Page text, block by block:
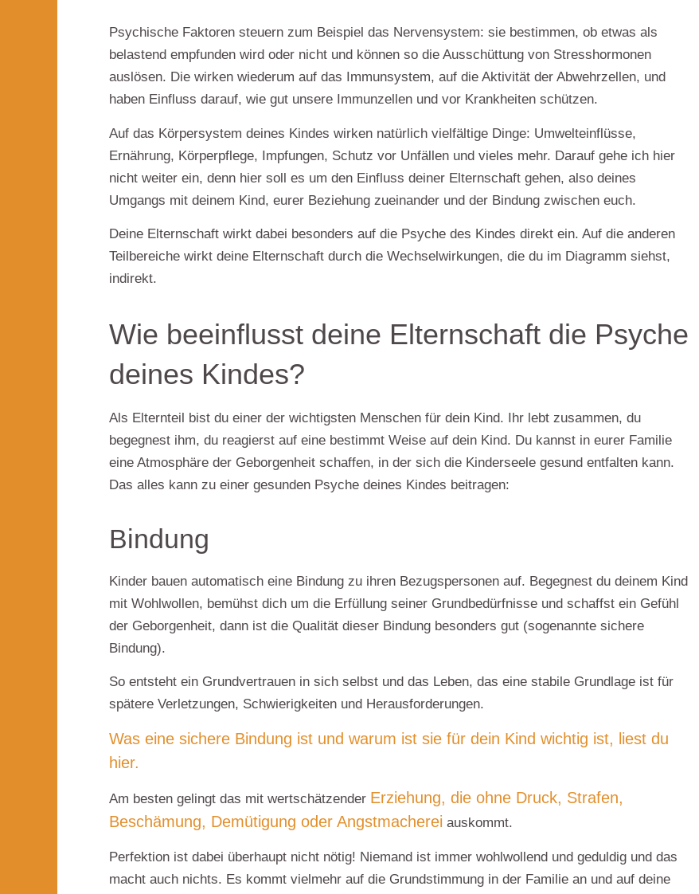
Psychische Faktoren steuern zum Beispiel das Nervensystem: sie bestimmen, ob etwas als
belastend empfunden wird oder nicht und können so die Ausschüttung von Stresshormonen
auslösen. Die wirken wiederum auf das Immunsystem, auf die Aktivität der Abwehrzellen, und
haben Einfluss darauf, wie gut unsere Immunzellen und vor Krankheiten schützen.
Auf das Körpersystem deines Kindes wirken natürlich vielfältige Dinge: Umwelteinflüsse,
Ernährung, Körperpflege, Impfungen, Schutz vor Unfällen und vieles mehr. Darauf gehe ich hier
nicht weiter ein, denn hier soll es um den Einfluss deiner Elternschaft gehen, also deines
Umgangs mit deinem Kind, eurer Beziehung zueinander und der Bindung zwischen euch.
Deine Elternschaft wirkt dabei besonders auf die Psyche des Kindes direkt ein. Auf die anderen
Teilbereiche wirkt deine Elternschaft durch die Wechselwirkungen, die du im Diagramm siehst,
indirekt.
Wie beeinflusst deine Elternschaft die Psyche
deines Kindes?
Als Elternteil bist du einer der wichtigsten Menschen für dein Kind. Ihr lebt zusammen, du
begegnest ihm, du reagierst auf eine bestimmt Weise auf dein Kind. Du kannst in eurer Familie
eine Atmosphäre der Geborgenheit schaffen, in der sich die Kinderseele gesund entfalten kann.
Das alles kann zu einer gesunden Psyche deines Kindes beitragen:
Bindung
Kinder bauen automatisch eine Bindung zu ihren Bezugspersonen auf. Begegnest du deinem Kind
mit Wohlwollen, bemühst dich um die Erfüllung seiner Grundbedürfnisse und schaffst ein Gefühl
der Geborgenheit, dann ist die Qualität dieser Bindung besonders gut (sogenannte sichere
Bindung).
So entsteht ein Grundvertrauen in sich selbst und das Leben, das eine stabile Grundlage ist für
spätere Verletzungen, Schwierigkeiten und Herausforderungen.
Was eine sichere Bindung ist und warum ist sie für dein Kind wichtig ist, liest du
hier.
Am besten gelingt das mit wertschätzender Erziehung, die ohne Druck, Strafen,
Beschämung, Demütigung oder Angstmacherei auskommt.
Perfektion ist dabei überhaupt nicht nötig! Niemand ist immer wohlwollend und geduldig und das
macht auch nichts. Es kommt vielmehr auf die Grundstimmung in der Familie an und auf deine